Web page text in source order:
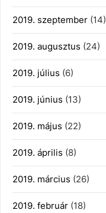
2019. szeptember (14)
2019. augusztus (24)
2019. július (6)
2019. június (13)
2019. május (22)
2019. április (8)
2019. március (26)
2019. február (18)